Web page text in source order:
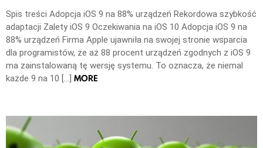
Spis treści Adopcja iOS 9 na 88% urządzeń Rekordowa szybkość
adaptacji Zalety iOS 9 Oczekiwania na iOS 10 Adopcja iOS 9 na
88% urządzeń Firma Apple ujawniła na swojej stronie wsparcia
dla programistów, że aż 88 procent urządzeń zgodnych z iOS 9
ma zainstalowaną tę wersję systemu. To oznacza, że niemal
każde 9 na 10 […] MORE